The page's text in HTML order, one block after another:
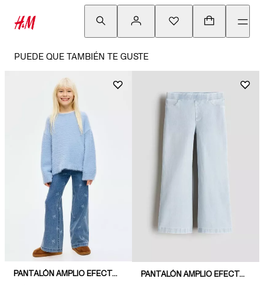
PUEDE QUE TAMBIÉN TE GUSTE
PANTALÓN AMPLIO EFECTO DENIM PANTALÓN AMPLIO EFECTO DENIM